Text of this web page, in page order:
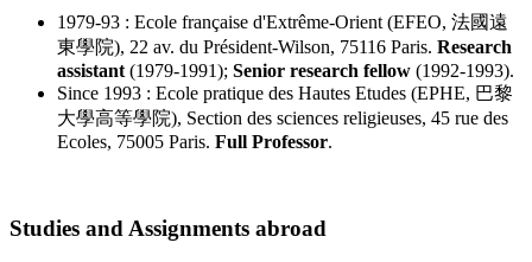
1979-93 : Ecole française d'Extrême-Orient (EFEO, 法國遠
東學院), 22 av. du Président-Wilson, 75116 Paris. Research
assistant (1979-1991); Senior research fellow (1992-1993).
Since 1993 : Ecole pratique des Hautes Etudes (EPHE, 巴黎
大學高等學院), Section des sciences religieuses, 45 rue des
Ecoles, 75005 Paris. Full Professor.
Studies and Assignments abroad